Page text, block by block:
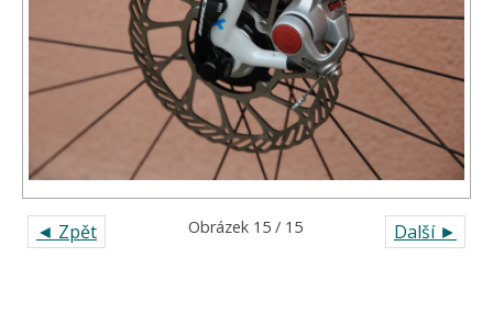
◄ Zpět Další ►
Obrázek 15 / 15